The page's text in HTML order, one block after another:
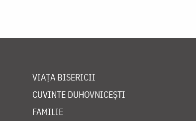
VIAȚA BISERICII
CUVINTE DUHOVNICEȘTI
FAMILIE